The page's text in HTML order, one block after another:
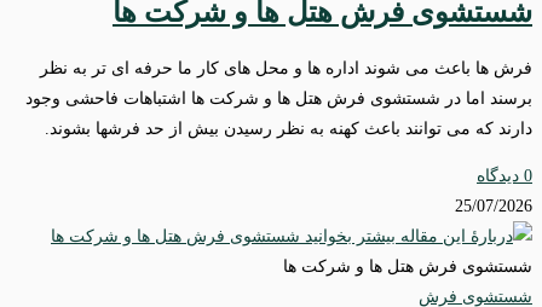
شستشوی فرش هتل ها و شرکت ها
فرش ها باعث می شوند اداره ها و محل های کار ما حرفه ای تر به نظر
برسند اما در شستشوی فرش هتل ها و شرکت ها اشتباهات فاحشی وجود
دارند که می توانند باعث کهنه به نظر رسیدن بیش از حد فرشها بشوند.
0 دیدگاه
25/07/2026
شستشوی فرش هتل ها و شرکت ها
شستشوی فرش